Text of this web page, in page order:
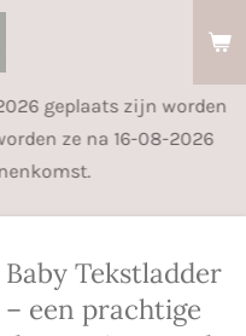
geplaats zijn worden
ze na 16-08-2026
Baby Tekstladder
– een prachtige